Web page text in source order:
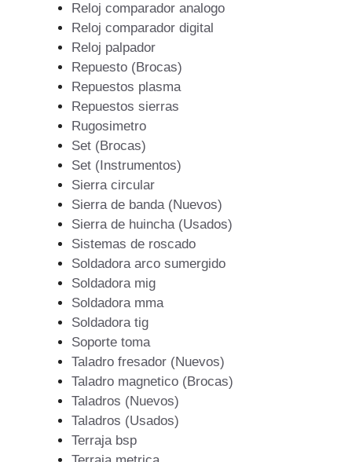
Reloj comparador analogo
Reloj comparador digital
Reloj palpador
Repuesto (Brocas)
Repuestos plasma
Repuestos sierras
Rugosimetro
Set (Brocas)
Set (Instrumentos)
Sierra circular
Sierra de banda (Nuevos)
Sierra de huincha (Usados)
Sistemas de roscado
Soldadora arco sumergido
Soldadora mig
Soldadora mma
Soldadora tig
Soporte toma
Taladro fresador (Nuevos)
Taladro magnetico (Brocas)
Taladros (Nuevos)
Taladros (Usados)
Terraja bsp